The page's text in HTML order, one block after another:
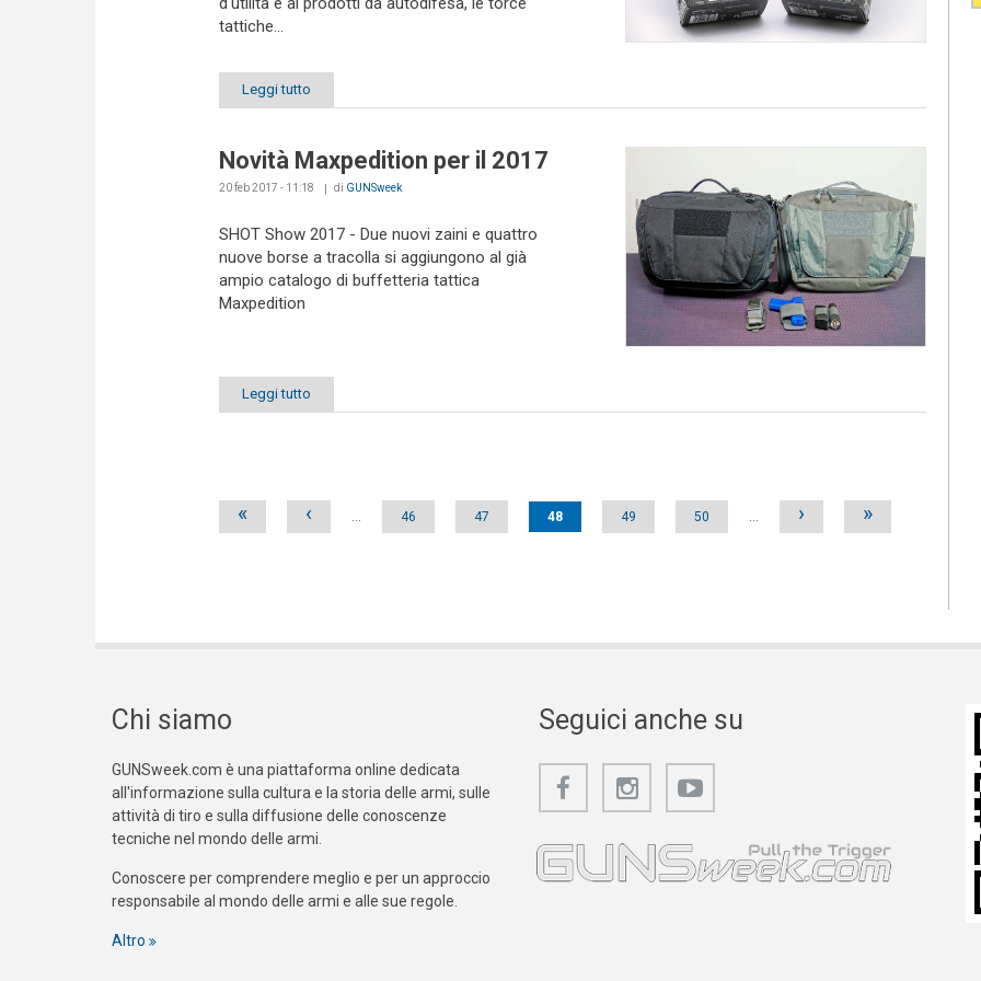
tattiche...
Leggi tutto
Novità Maxpedition per il 2017
20 feb 2017 - 11:18 di GUNSweek
SHOT Show 2017 - Due nuovi zaini e quattro
nuove borse a tracolla si aggiungono al già
ampio catalogo di buffetteria tattica
Maxpedition
Leggi tutto
Pages
« ‹ … 46 47 48 49 50 … › »
Chi siamo
GUNSweek.com è una piattaforma online dedicata
all'informazione sulla cultura e la storia delle armi, sulle
attività di tiro e sulla diffusione delle conoscenze
tecniche nel mondo delle armi.
Conoscere per comprendere meglio e per un approccio
responsabile al mondo delle armi e alle sue regole.
Altro
Seguici anche su